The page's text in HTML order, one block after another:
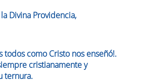
Divina Providencia,
todos como Cristo nos enseñó!.
cristianamente y
ternura.